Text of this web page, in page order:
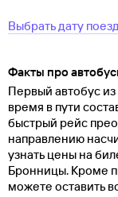
Выбрать дату
Факты про
Первый автобус
время в пути
быстрый рейс
направлению
узнать цены на
Бронницы. Кроме
можете оставить